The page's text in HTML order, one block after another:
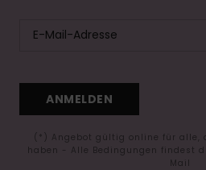
ANMELDEN
(*) Angebot gültig online für alle,
haben - Alle Bedingungen findest
Mail